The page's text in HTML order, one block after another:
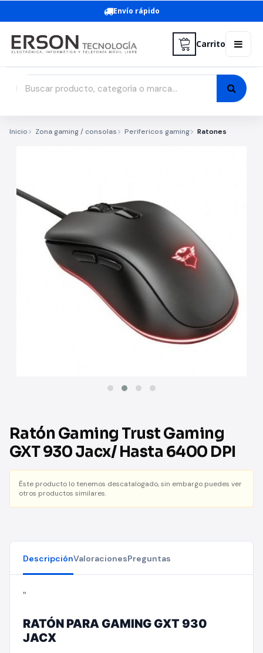
Envío rápido
Carrito
Inicio Zona gaming / consolas Perifericos gaming Ratones
Ratón Gaming Trust Gaming
GXT 930 Jacx/ Hasta 6400 DPI
Éste producto lo tenemos descatalogado, sin embargo puedes ver
otros productos similares.
DescripciónValoracionesPreguntas
"
RATÓN PARA GAMING GXT 930
JACX